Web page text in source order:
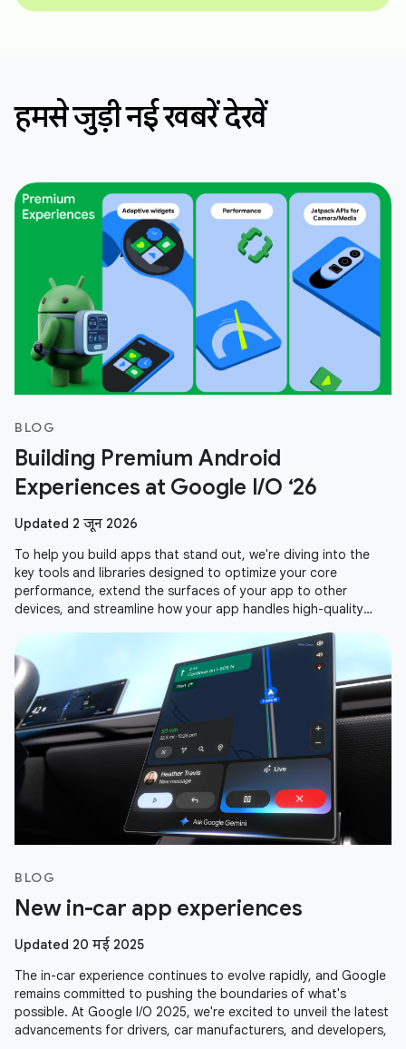
हमसे जुड़ी नई खबरें देखें
BLOG
Building Premium Android
Experiences at Google I/O ‘26
Updated 2 जून 2026
To help you build apps that stand out, we're diving into the
key tools and libraries designed to optimize your core
performance, extend the surfaces of your app to other
devices, and streamline how your app handles high-quality
BLOG
New in-car app experiences
Updated 20 मई 2025
The in-car experience continues to evolve rapidly, and Google
remains committed to pushing the boundaries of what's
possible. At Google I/O 2025, we're excited to unveil the latest
advancements for drivers, car manufacturers, and developers,